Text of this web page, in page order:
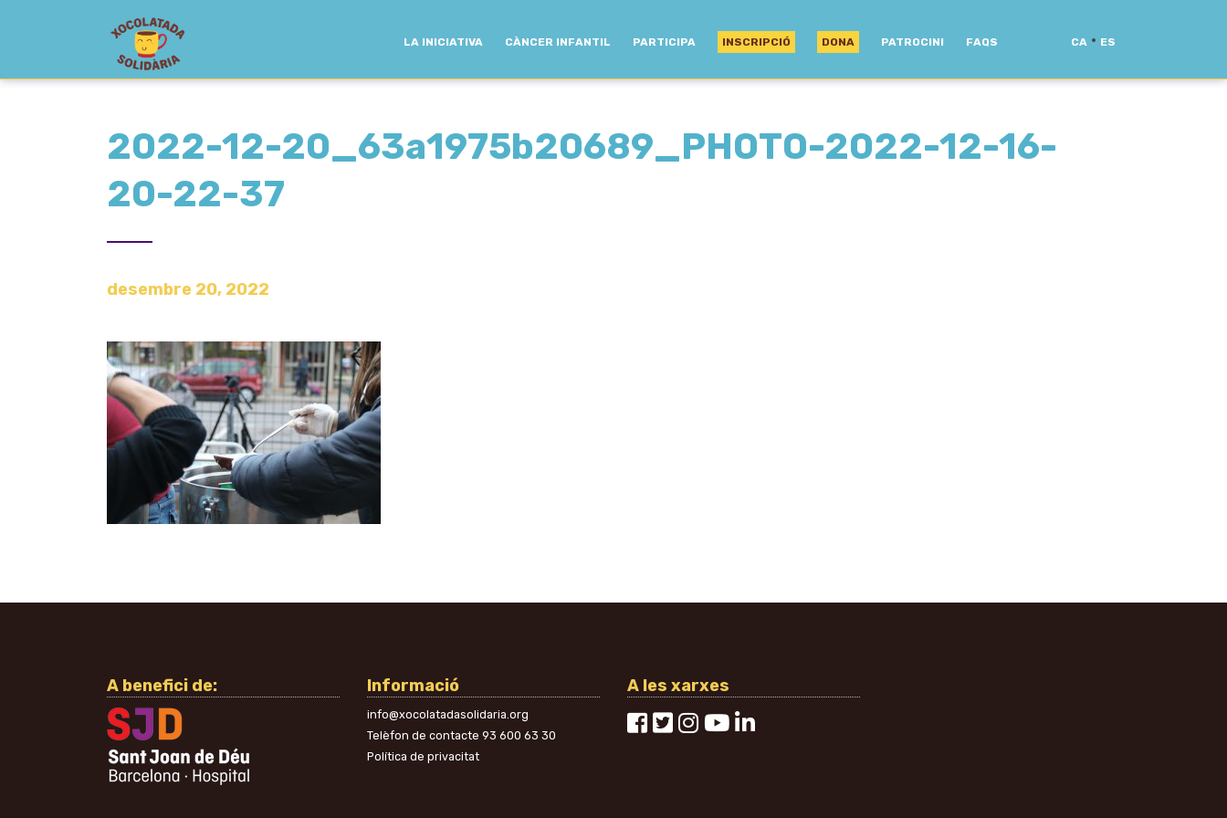
LA INICIATIVA CÀNCER INFANTIL PARTICIPA INSCRIPCIÓ DONA PATROCINI FAQS CA · ES
2022-12-20_63a1975b20689_PHOTO-2022-12-16-
20-22-37
desembre 20, 2022
A benefici de: Informació
info@xocolatadasolidaria.org
Telèfon de contacte 93 600 63 30
Política de privacitat
A les xarxes